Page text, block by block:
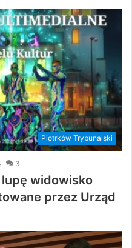
Piotrków Trybunalski
3
widowisko
przez Urząd